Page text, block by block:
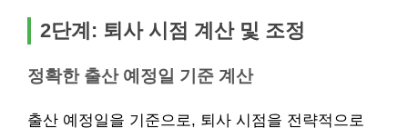
2단계: 퇴사 시점 계산 및 조정
정확한 출산 예정일 기준 계산
출산 예정일을 기준으로, 퇴사 시점을 전략적으로